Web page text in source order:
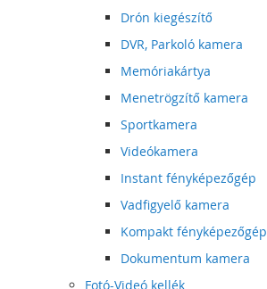
Drón kiegészítő
DVR, Parkoló kamera
Memóriakártya
Menetrögzítő kamera
Sportkamera
Videókamera
Instant fényképezőgép
Vadfigyelő kamera
Kompakt fényképezőgép
Dokumentum kamera
Fotó-Videó kellék